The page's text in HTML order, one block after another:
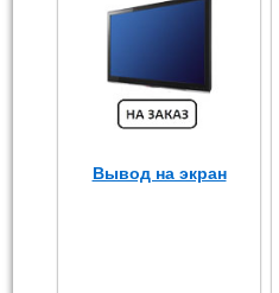
Вывод на экран